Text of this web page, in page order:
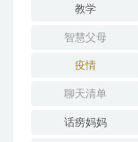
教学
智慧父母
疫情
聊天清单
话痨妈妈